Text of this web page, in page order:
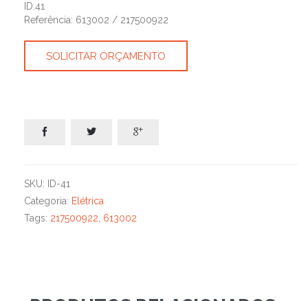
ID:41
Referência: 613002 / 217500922
SOLICITAR ORÇAMENTO
  
SKU:
ID-41
Categoria: Elétrica
Tags: 217500922, 613002